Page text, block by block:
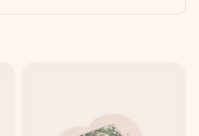
Liebe für den perfekten